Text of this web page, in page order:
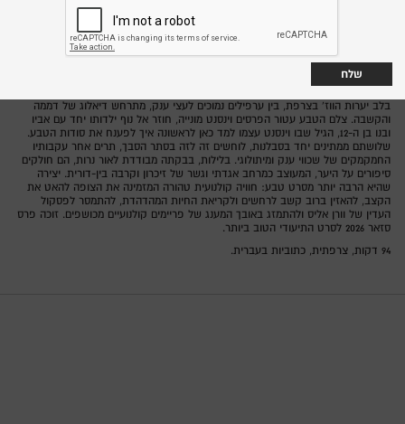
ונסן מונייה
הקרנת טרום בכורה
פסטיבל דוקאביב: התכנית הבינלאומית
בלב יערות הווז' בצרפת, בין ערפילים נמוכים לעצי ענק, מתרחש דיאלוג של דממה
והקשבה. צלם הטבע עטור הפרסים וינסנט מונייה, חוזר אל נוף ילדותו יחד עם אביו
ובנו בן ה-12, הגיל שבו וינסנט עצמו למד כאן לראשונה איך לפענח את סודות הטבע.
שלושתם ממתינים יחד בסבלנות, לוחשים זה לזה בסתר הסבך, תרים אחר עקבותיו
החמקמקים של שכווי ענק ומיתולוגי. בלילות, בבקתה מבודדת לאור נרות, הם חולקים
סיפורים על היער, המעוצב כמרחב אגדתי וגשר של זיכרון וקרבה בין-דורית. יצירה
שהיא הרבה יותר מסרט טבע: חוויה קולנועית טהורה המזמינה את הצופה להאט את
הקצב, להאזין ברוב קשב לרחשים ולקריאת החיות המהדהדת, להתמסר לפסקול
העדין של וורן אליס ולהתמזג באובך המענג של פריימים קולנועיים מכושפים. זוכה פרס
סזאר 2026 לסרט התיעודי הטוב ביותר.
94 דקות, צרפתית, כתוביות בעברית.